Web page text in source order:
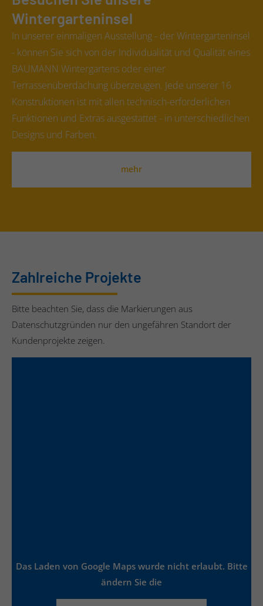
Wintergarteninsel
In unserer einmaligen Ausstellung - der Wintergarteninsel
- können Sie sich von der Individualität und Qualität eines
BAUMANN Wintergartens oder einer
Terrassenüberdachung überzeugen. Jede unserer 16
Konstruktionen ist mit allen technisch-erforderlichen
Funktionen und Extras ausgestattet - in unterschiedlichen
Designs und Farben.
mehr
Zahlreiche Projekte
Bitte beachten Sie, dass die Markierungen aus
Datenschutzgründen nur den ungefähren Standort der
Kundenprojekte zeigen.
Das Laden von Google Maps wurde nicht erlaubt. Bitte
ändern Sie die